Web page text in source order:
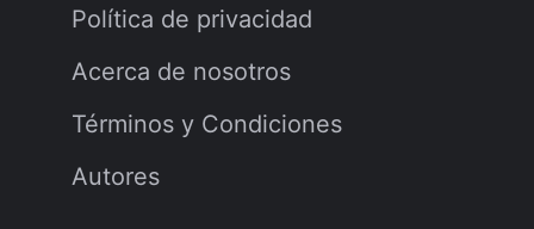
Política de privacidad
Acerca de nosotros
Términos y Condiciones
Autores